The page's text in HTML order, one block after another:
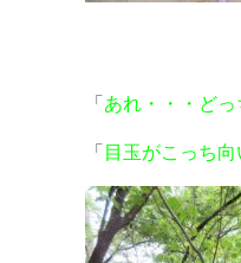
「 あれ・・・ど
「 目玉がこっち